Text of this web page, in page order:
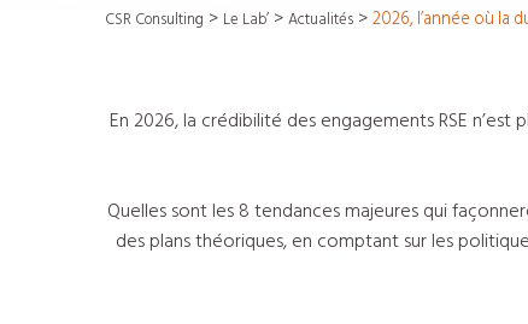
CSR Consulting > Le Lab’ >Actualités >2026, l’année où la
En 2026, la crédibilité des engagements RSE
Quelles sont les 8 tendances majeures qui
des plans théoriques, en comptant sur les